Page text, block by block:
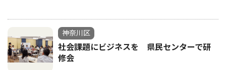
神奈川区
社会課題にビジネスを 県民センターで研
修会